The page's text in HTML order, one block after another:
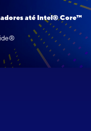
até Intel® Core™